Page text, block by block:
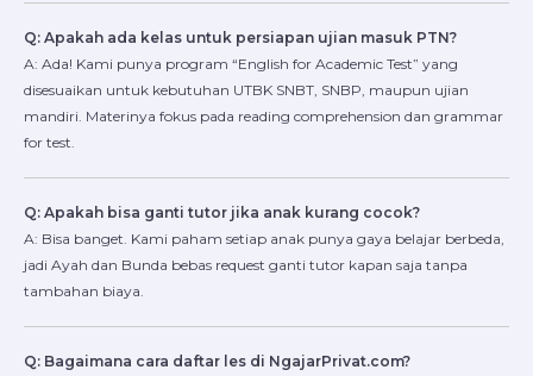
Q: Apakah ada kelas untuk persiapan ujian masuk PTN?
A: Ada! Kami punya program “English for Academic Test” yang
disesuaikan untuk kebutuhan UTBK SNBT, SNBP, maupun ujian
mandiri. Materinya fokus pada reading comprehension dan grammar
for test.
Q: Apakah bisa ganti tutor jika anak kurang cocok?
A: Bisa banget. Kami paham setiap anak punya gaya belajar berbeda,
jadi Ayah dan Bunda bebas request ganti tutor kapan saja tanpa
tambahan biaya.
Q: Bagaimana cara daftar les di NgajarPrivat.com?